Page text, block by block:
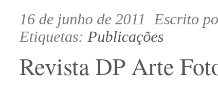
16 de junho de 2011 Escrito
Etiquetas: Publicações
Revista DP Arte